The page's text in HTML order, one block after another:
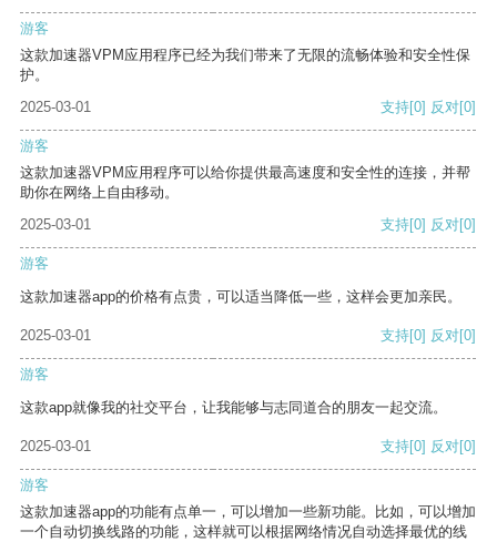
游客
这款加速器VPM应用程序已经为我们带来了无限的流畅体验和安全性保
护。
2025-03-01
支持[0] 反对[0]
游客
这款加速器VPM应用程序可以给你提供最高速度和安全性的连接，并帮
助你在网络上自由移动。
2025-03-01
支持[0] 反对[0]
游客
这款加速器app的价格有点贵，可以适当降低一些，这样会更加亲民。
2025-03-01 支持[0] 反对[0]
游客
这款app就像我的社交平台，让我能够与志同道合的朋友一起交流。
2025-03-01 支持[0] 反对[0]
游客
这款加速器app的功能有点单一，可以增加一些新功能。比如，可以增加
一个自动切换线路的功能，这样就可以根据网络情况自动选择最优的线